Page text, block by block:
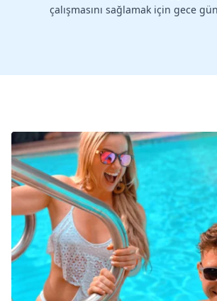
çalışmasını sağlamak için gece